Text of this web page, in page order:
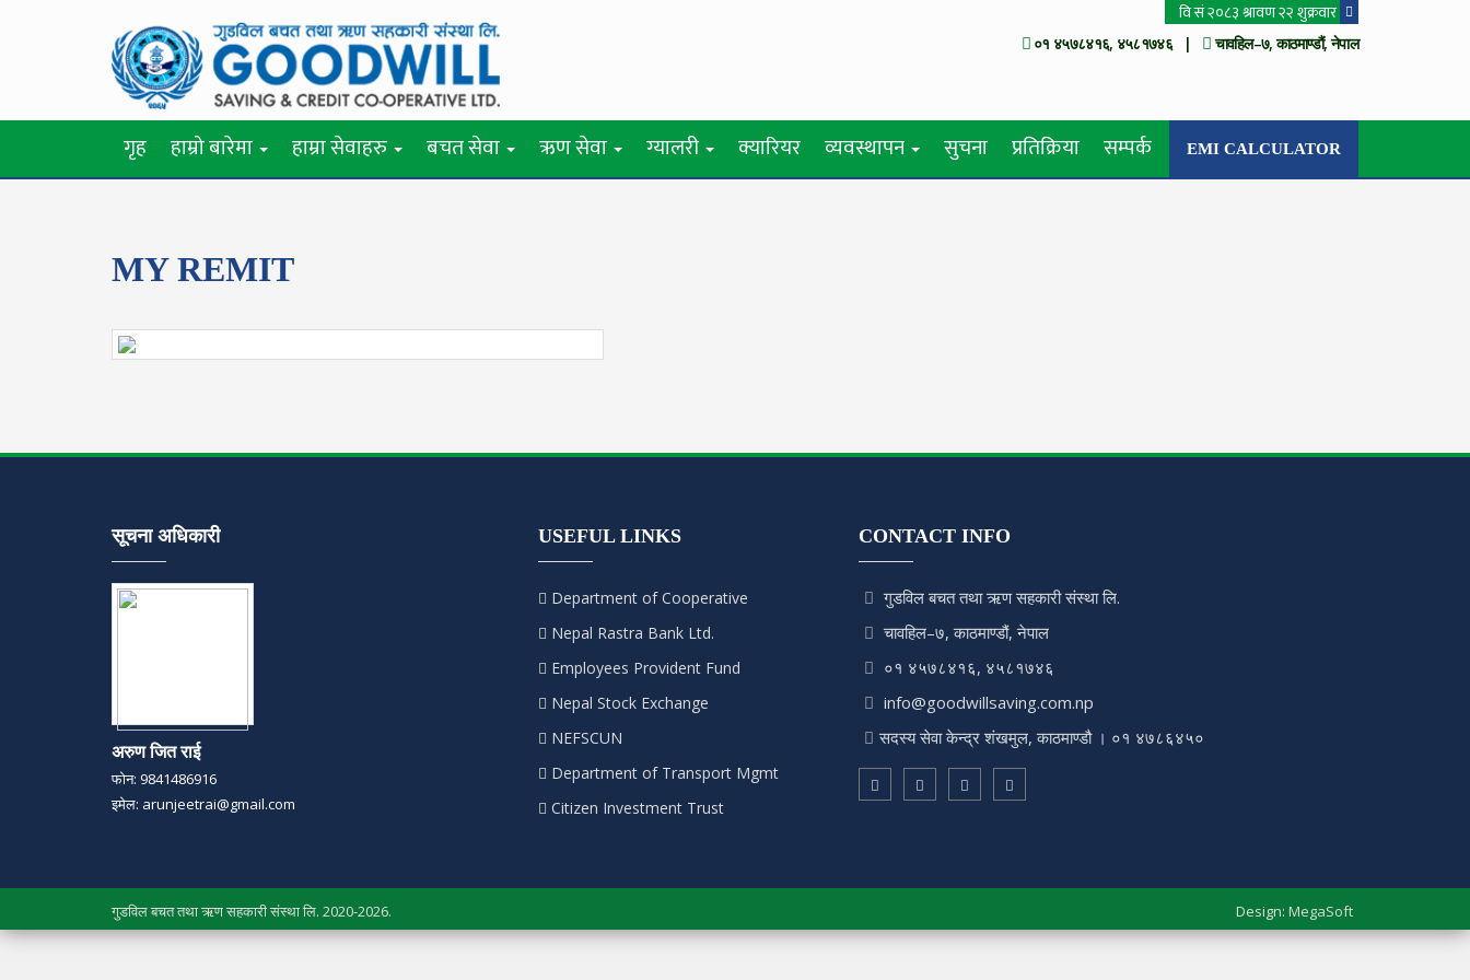
०१ ४५७८४१६, ४५८१७४६ | चावहिल–७, काठमाण्डौं, नेपाल
गृह हाम्रो बारेमा हाम्रा सेवाहरु बचत सेवा ऋण सेवा ग्यालरी क्यारियर व्यवस्थापन सुचना प्रतिक्रिया सम्पर्क EMI CALCULATOR
MY REMIT
सूचना अधिकारी
अरुण जित राई
फोन: 9841486916
इमेल: arunjeetrai@gmail.com
USEFUL LINKS
Department of Cooperative
Nepal Rastra Bank Ltd.
Employees Provident Fund
Nepal Stock Exchange
NEFSCUN
Department of Transport Mgmt
Citizen Investment Trust
CONTACT INFO
गुडविल बचत तथा ऋण सहकारी संस्था लि.
चावहिल–७, काठमाण्डौं, नेपाल
०१ ४५७८४१६, ४५८१७४६
info@goodwillsaving.com.np
सदस्य सेवा केन्द्र शंखमुल, काठमाण्डौ । ०१ ४७८६४५०
गुडविल बचत तथा ऋण सहकारी संस्था लि. 2020-2026. Design: MegaSoft